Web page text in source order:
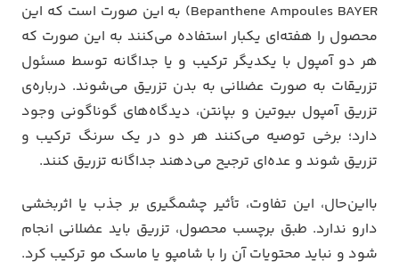
Bepanthene Ampoules BAYER) به این صورت است که این
محصول را هفته‌ای یکبار استفاده می‌کنند به این صورت که
هر دو آمپول با یکدیگر ترکیب و یا جداگانه توسط مسئول
تزریقات به صورت عضلانی به بدن تزریق می‌شوند. درباره‌ی
تزریق آمپول بیوتین و بپانتن، دیدگاه‌های گوناگونی وجود
دارد؛ برخی توصیه می‌کنند هر دو در یک سرنگ ترکیب و
تزریق شوند و عده‌ای ترجیح می‌دهند جداگانه تزریق کنند.
بااین‌حال، این تفاوت، تأثیر چشمگیری بر جذب یا اثربخشی
دارو ندارد. طبق برچسب محصول، تزریق باید عضلانی انجام
شود و نباید محتویات آن را با شامپو یا ماسک مو ترکیب کرد.